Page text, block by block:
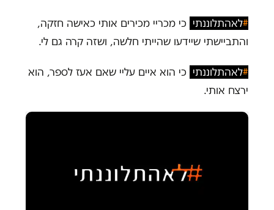
#לאהתלוננתי כי מכריי מכירים אותי כאישה חזקה,
והתביישתי שיידעו שהייתי חלשה, ושזה קרה גם לי.
#לאהתלוננתי כי הוא איים עליי שאם אעז לספר, הוא
ירצח אותי.